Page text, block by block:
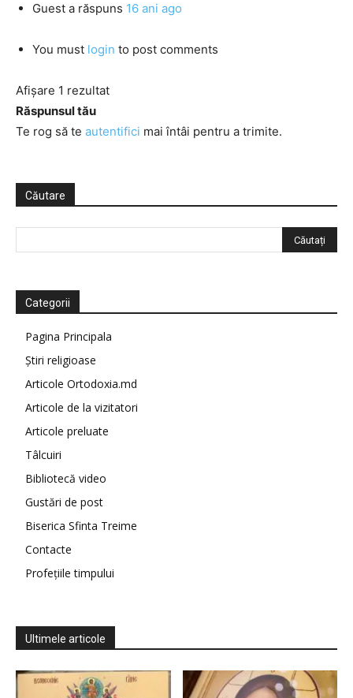
Guest a răspuns 16 ani ago
You must login to post comments
Afișare 1 rezultat
Răspunsul tău
Te rog să te autentifici mai întâi pentru a trimite.
Căutare
Categorii
Pagina Principala
Știri religioase
Articole Ortodoxia.md
Articole de la vizitatori
Articole preluate
Tâlcuiri
Bibliotecă video
Gustări de post
Biserica Sfinta Treime
Contacte
Profețiile timpului
Ultimele articole